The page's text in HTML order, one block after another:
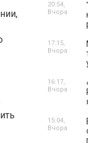
20:54,
Вчора
17:15,
Вчора
16:17,
Вчора
15:04,
Вчора